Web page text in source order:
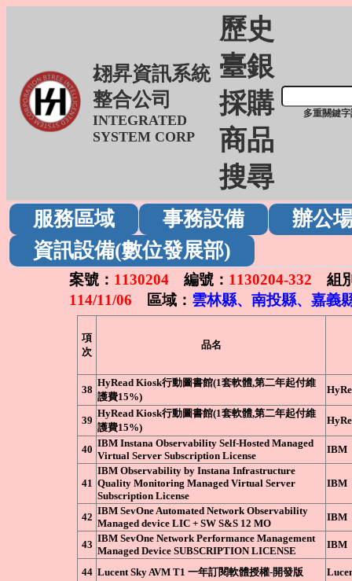
翃昇資訊系統
整合公司
INTEGRATED
SYSTEM CORP
歷史
臺銀
採購
商品
搜尋
多重關鍵
服務區域 事務設備
辦公
資訊設備(數位發展部)
案號： 1130204 編號： 1130204-332 組
114/11/06 區域： 雲林縣、南投縣、嘉義
項
次
品名
38
HyRead Kiosk行動圖書館(1套軟體,第二年起付維
護費15%)
39
HyRead Kiosk行動圖書館(1套軟體,第二年起付維
護費15%)
40
IBM Instana Observability Self-Hosted Managed
Virtual Server Subscription License
IBM
41
IBM Observability by Instana Infrastructure
Quality Monitoring Managed Virtual Server
Subscription License
IBM
42
IBM SevOne Automated Network Observability
Managed device LIC + SW S&S 12 MO
IBM
43
IBM SevOne Network Performance Management
Managed Device SUBSCRIPTION LICENSE
IBM
44 Lucent Sky AVM T1 一年訂閱軟體授權-開發版